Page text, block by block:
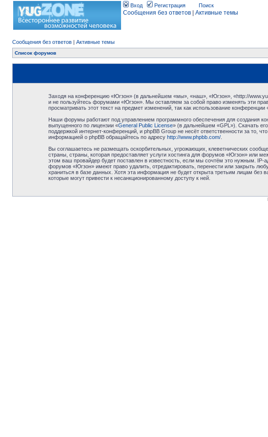
Вход Регистрация Поиск
Сообщения без ответов Активные темы
Сообщения без ответов | Активные темы
Список форумов
Заходя на конференцию «Югзон» (в дальнейшем «мы», «наш», «Югзон», «http://
и не пользуйтесь форумами «Югзон». Мы оставляем за собой право изменять эти
просматривать этот текст на предмет изменений, так как использование
Наши форумы работают под управлением программного обеспечения для создания
выпущенного по лицензии «General Public License» (в дальнейшем «GPL»). Скачать
поддержкой интернет-конференций, и phpBB Group не несёт ответственности за то,
информацией о phpBB обращайтесь по адресу http://www.phpbb.com/.
Вы соглашаетесь не размещать оскорбительных, угрожающих, клеветнических
страны, страны, которая предоставляет услуги хостинга для форумов «Югзон» или
этом ваш провайдер будет поставлен в известность, если мы сочтём это нужным.
форумов «Югзон» имеют право удалить, отредактировать, перенести или закрыть
храниться в базе данных. Хотя эта информация не будет открыта третьим лицам без
которые могут привести к несанкционированному доступу к ней.